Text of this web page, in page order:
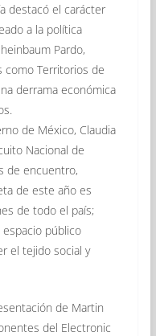
destacó el carácter
a la política
Pardo,
como Territorios de
derrama económica
de México, Claudia
Nacional de
de encuentro,
de este año es
de todo el país;
público
el tejido social y
de Martin
del Electronic